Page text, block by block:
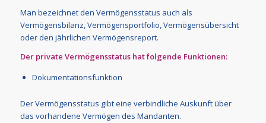
Man bezeichnet den Vermögensstatus auch als
Vermögensbilanz, Vermögensportfolio, Vermögensübersicht
oder den jährlichen Vermögensreport.
Der private Vermögensstatus hat folgende Funktionen:
Dokumentationsfunktion
Der Vermögensstatus gibt eine verbindliche Auskunft über
das vorhandene Vermögen des Mandanten.